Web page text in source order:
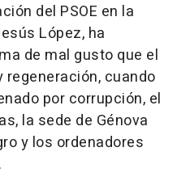
del PSOE en la
López, ha
de mal gusto que el
regeneración, cuando
por corrupción, el
la sede de Génova
y los ordenadores